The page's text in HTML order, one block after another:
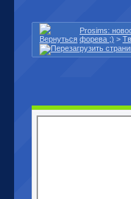
Prosims:
форева ;) >